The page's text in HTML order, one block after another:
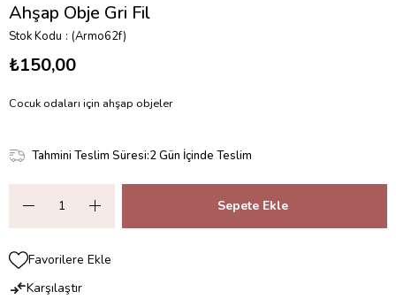
Ahşap Obje Gri Fil
Stok Kodu (Armo62f)
₺150,00
Cocuk odaları için ahşap objeler
Tahmini Teslim Süresi:2 Gün İçinde Teslim
Favorilere Ekle
Karşılaştır